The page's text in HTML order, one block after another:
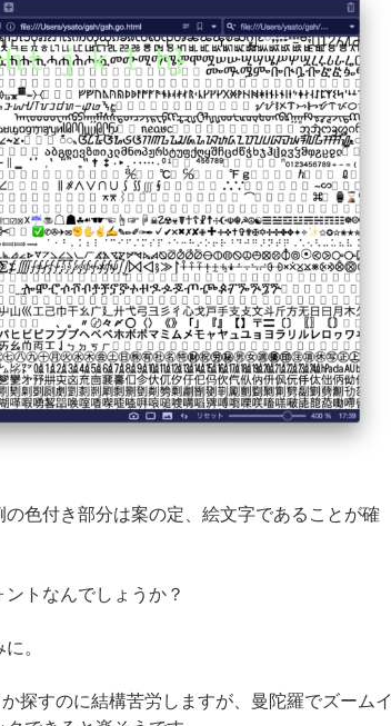
の色付き部分は案の定、絵文字であることが確
トなんでしょうか？
。
探すのに結構苦労しますが、曼陀羅でズームイ